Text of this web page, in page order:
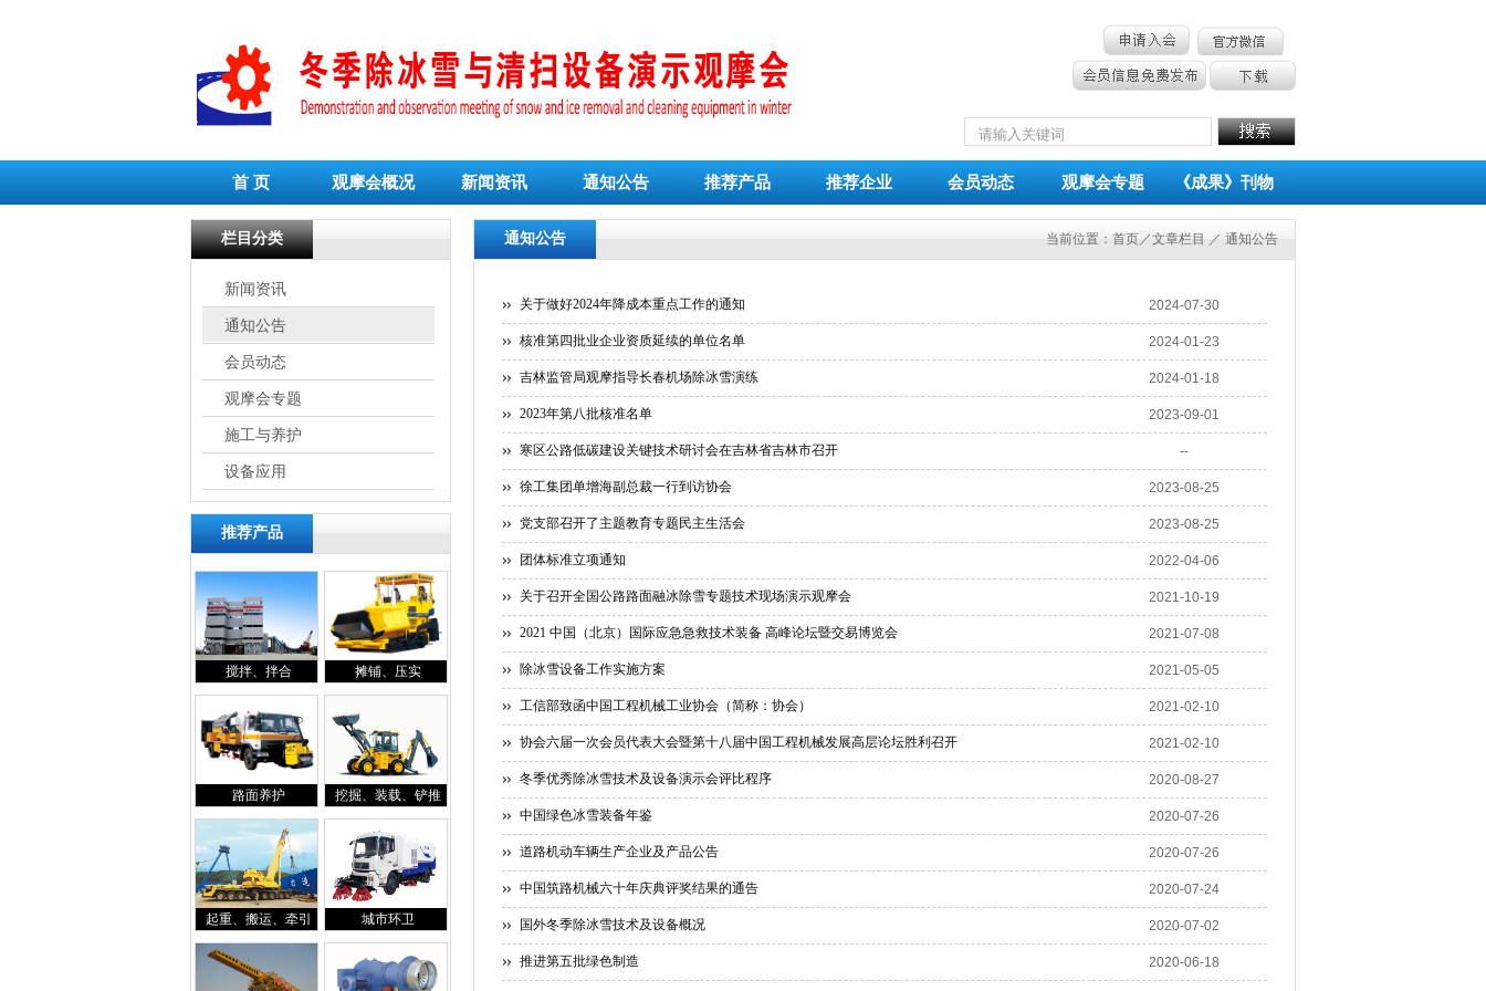
首 页 观摩会概况 新闻资讯 通知公告 推荐产品 推荐企业 会员动态 观摩会专题 《成果》刊物
栏目分类
新闻资讯
通知公告
会员动态
观摩会专题
施工与养护
设备应用
推荐产品
搅拌、拌合 摊铺、压实
路面养护 挖掘、装载、铲推
起重、搬运、牵引 城市环卫
通知公告 当前位置： 首页／文章栏目 ／ 通知公告
关于做好2024年降成本重点工作的通知 2024-07-30
核准第四批业企业资质延续的单位名单 2024-01-23
吉林监管局观摩指导长春机场除冰雪演练 2024-01-18
2023年第八批核准名单 2023-09-01
寒区公路低碳建设关键技术研讨会在吉林省吉林市召开 --
徐工集团单增海副总裁一行到访协会 2023-08-25
党支部召开了主题教育专题民主生活会 2023-08-25
团体标准立项通知 2022-04-06
关于召开全国公路路面融冰除雪专题技术现场演示观摩会 2021-10-19
2021 中国（北京）国际应急急救技术装备 高峰论坛暨交易博览会 2021-07-08
除冰雪设备工作实施方案 2021-05-05
工信部致函中国工程机械工业协会（简称：协会） 2021-02-10
协会六届一次会员代表大会暨第十八届中国工程机械发展高层论坛胜利召开 2021-02-10
冬季优秀除冰雪技术及设备演示会评比程序 2020-08-27
中国绿色冰雪装备年鉴 2020-07-26
道路机动车辆生产企业及产品公告 2020-07-26
中国筑路机械六十年庆典评奖结果的通告 2020-07-24
国外冬季除冰雪技术及设备概况 2020-07-02
推进第五批绿色制造 2020-06-18